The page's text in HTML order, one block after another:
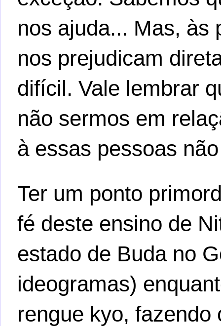
nos ajuda... Mas, às
nos prejudicam
difícil. Vale lembrar
não sermos em
à essas pessoas
Ter um ponto
fé deste ensino de
estado de Buda no
ideogramas)
rengue kyo,